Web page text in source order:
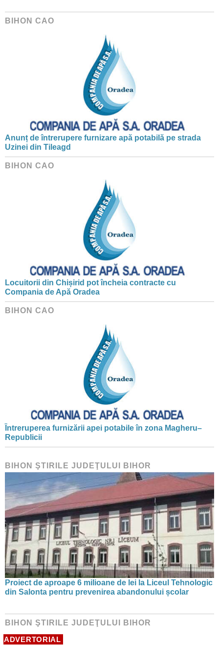
BIHON CAO
Anunț de întrerupere furnizare apă potabilă pe strada
Uzinei din Tileagd
BIHON CAO
Locuitorii din Chișirid pot încheia contracte cu
Compania de Apă Oradea
BIHON CAO
Întreruperea furnizării apei potabile în zona Magheru–
Republicii
BIHON ŞTIRILE JUDEŢULUI BIHOR
Proiect de aproape 6 milioane de lei la Liceul Tehnologic
din Salonta pentru prevenirea abandonului școlar
BIHON ŞTIRILE JUDEŢULUI BIHOR
ADVERTORIAL